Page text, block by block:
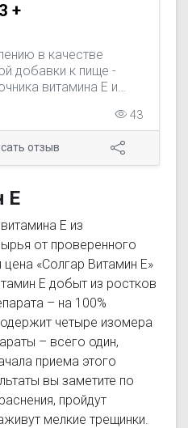
+
в качестве
добавки к пище -
витамина Е и
43
отзыв
Е
Е из
от проверенного
«Солгар Витамин Е»
Е добыт из ростков
– на 100%
четыре изомера
– всего один,
приема этого
вы заметите по
пройдут
мелкие трещинки.